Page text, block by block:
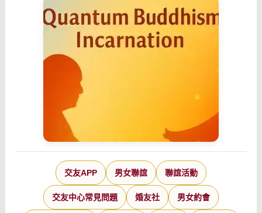
交友APP 男女聯誼 聯誼活動
交友中心常見問題 婚友社 男女約會